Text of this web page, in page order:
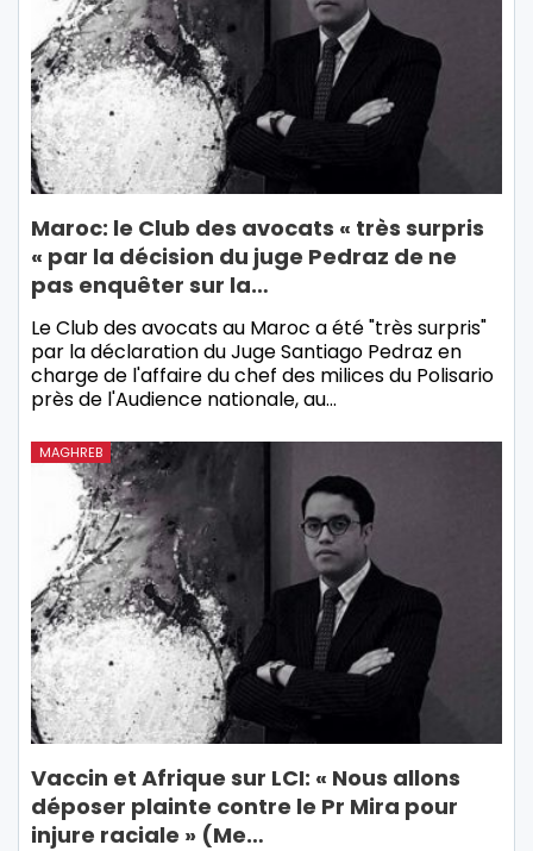
Maroc: le Club des avocats « très surpris
« par la décision du juge Pedraz de ne
pas enquêter sur la…
Le Club des avocats au Maroc a été "très surpris"
par la déclaration du Juge Santiago Pedraz en
charge de l'affaire du chef des milices du Polisario
près de l'Audience nationale, au…
MAGHREB
Vaccin et Afrique sur LCI: « Nous allons
déposer plainte contre le Pr Mira pour
injure raciale » (Me…